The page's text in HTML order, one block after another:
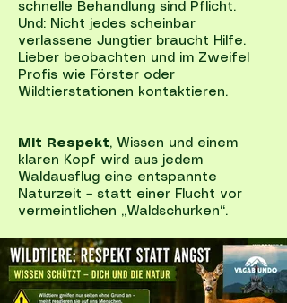
schnelle Behandlung sind Pflicht.
Und: Nicht jedes scheinbar
verlassene Jungtier braucht Hilfe.
Lieber beobachten und im Zweifel
Profis wie Förster oder
Wildtierstationen kontaktieren.
Mit Respekt, Wissen und einem
klaren Kopf wird aus jedem
Waldausflug eine entspannte
Naturzeit – statt einer Flucht vor
vermeintlichen „Waldschurken“.